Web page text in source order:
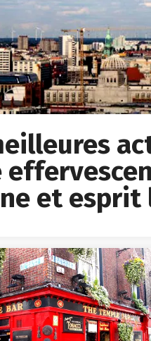
et esprit